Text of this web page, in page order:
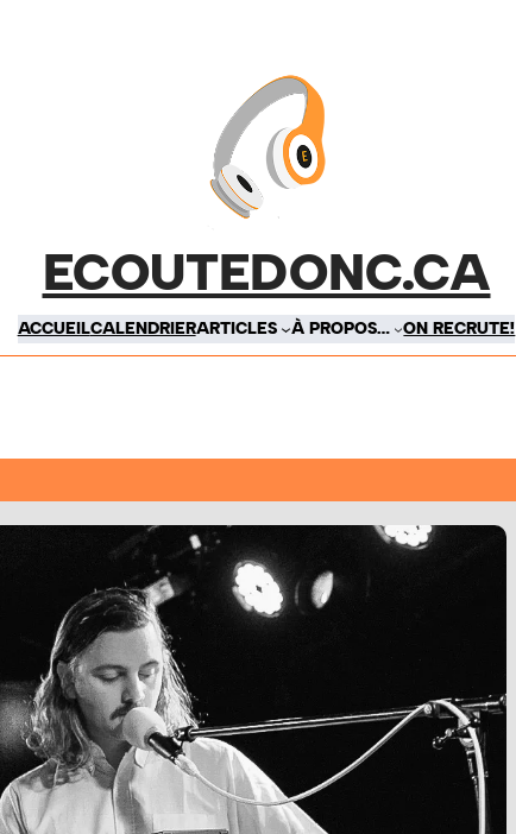
ECOUTEDONC.CA
ACCUEILCALENDRIERARTICLES À PROPOS… ON RECRUTE!